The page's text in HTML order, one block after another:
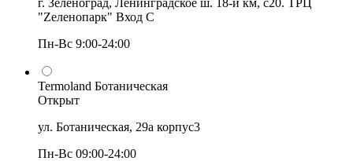
г. Зеленоград, Ленинградское ш. 18-й км, с20. ТРЦ
"Zеленопарк" Вход С
Пн-Вс 9:00-24:00
Termoland Ботаническая
Открыт
ул. Ботаническая, 29а корпус3
Пн-Вс 09:00-24:00